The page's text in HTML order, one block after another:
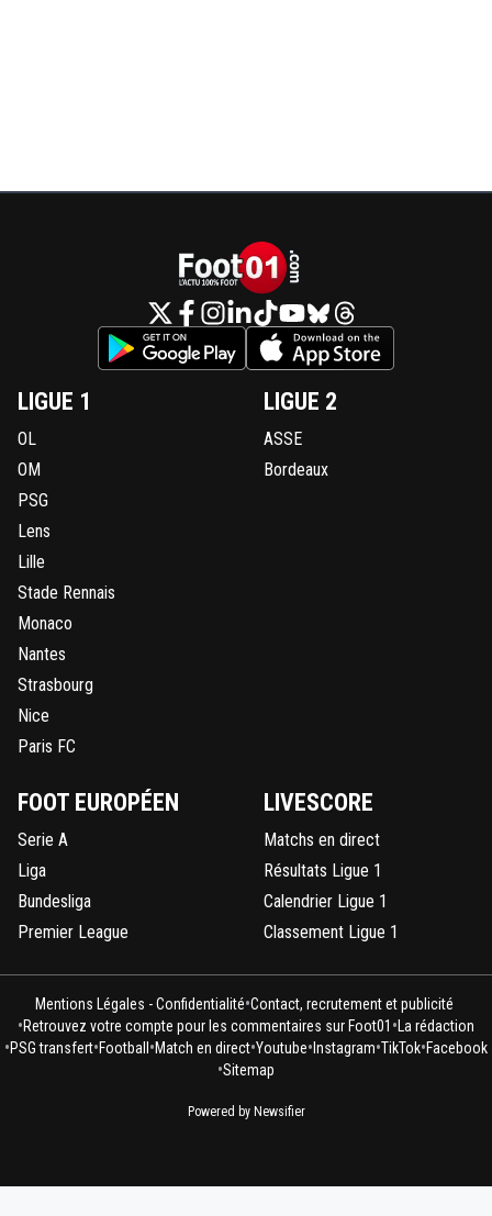
LIGUE 1
OL
OM
PSG
Lens
Lille
Stade Rennais
Monaco
Nantes
Strasbourg
Nice
Paris FC
LIGUE 2
ASSE
Bordeaux
FOOT EUROPÉEN
Serie A
Liga
Bundesliga
Premier League
LIVESCORE
Matchs en direct
Résultats Ligue 1
Calendrier Ligue 1
Classement Ligue 1
Mentions Légales - Confidentialité•Contact, recrutement et publicité
•Retrouvez votre compte pour les commentaires sur Foot01 • La rédaction
•PSG transfert•Football •Match en direct•Youtube• Instagram•TikTok•Facebook
•Sitemap
Powered by Newsifier